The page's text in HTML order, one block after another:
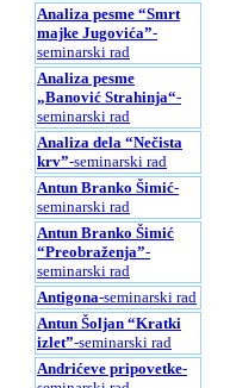
Analiza pesme “Smrt
majke Jugovića”-
seminarski rad
Analiza pesme
„Banović Strahinja“-
seminarski rad
Analiza dela “Nečista
krv”-seminarski rad
Antun Branko Šimić-
seminarski rad
Antun Branko Šimić
“Preobraženja”-
seminarski rad
Antigona-seminarski rad
Antun Šoljan “Kratki
izlet”-seminarski rad
Andrićeve pripovetke-